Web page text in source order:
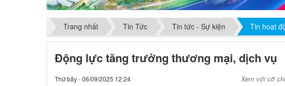
Trang nhất Tin Tức Tin tức - Sự kiện Tin hoạt
Động lực tăng trưởng thương mại, dịch vụ
Thứ bảy - 06/09/2025 12:24 Xem với cỡ